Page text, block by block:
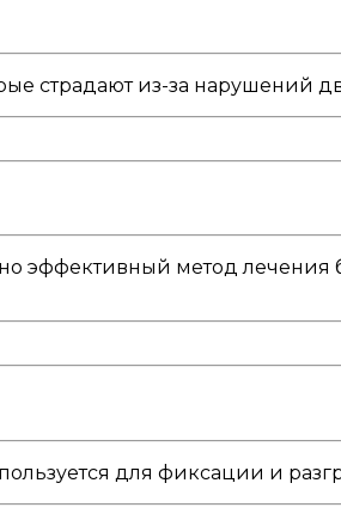
страдают из-за нарушений
эффективный метод
для фиксации и